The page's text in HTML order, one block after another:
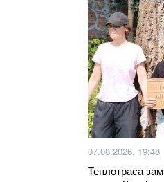
07.08.2026, 19:48
Теплотраса